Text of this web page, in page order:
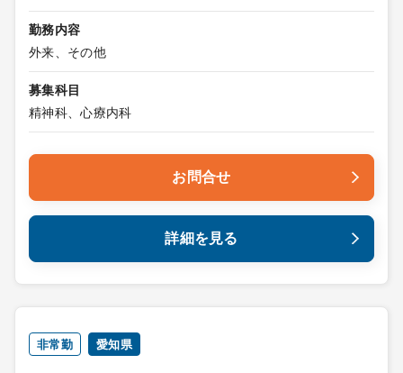
勤務内容
外来、その他
募集科目
精神科、心療内科
お問合せ
詳細を見る
非常勤 愛知県